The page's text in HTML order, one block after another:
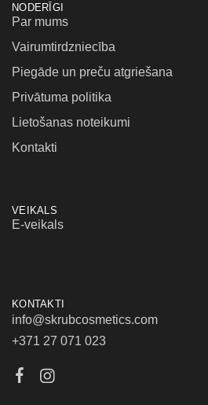
NODERĪGI
Par mums
Vairumtirdzniecība
Piegāde un preču atgriešana
Privātuma politika
Lietošanas noteikumi
Kontakti
VEIKALS
E-veikals
KONTAKTI
info@skrubcosmetics.com
+371 27 071 023